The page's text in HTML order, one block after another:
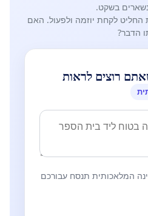
בשקט.
החליט לקחת יוזמה ולפעול. האם
הדבר?
רוצים לראות
המלאכותית תנסח עבורכם